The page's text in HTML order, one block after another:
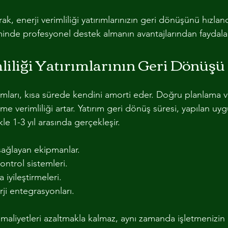
enerji verimliliği yatırımlarınızın geri dönüşünü
profesyonel destek almanın avantajlarından
Yatırımlarının Geri Dönüşü
kısa sürede kendini amorti eder. Doğru planlama
verimliliği artar. Yatırım geri dönüş süresi, yapılan
1-3 yıl arasında gerçekleşir.
ekipmanlar.
sistemleri.
iyileştirmeleri.
entegrasyonları.
maliyetleri azaltmakla kalmaz, aynı zamanda